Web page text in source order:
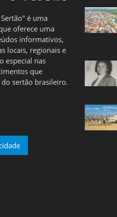
é uma
oferece uma
informativos,
locais, regionais e
especial nas
que
sertão brasileiro.